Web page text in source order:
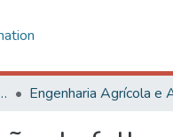
e Ambiental